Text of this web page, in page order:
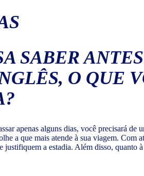
apenas alguns dias, você precisará
a que mais atende à sua viagem.
justifiquem a estadia. Além disso,